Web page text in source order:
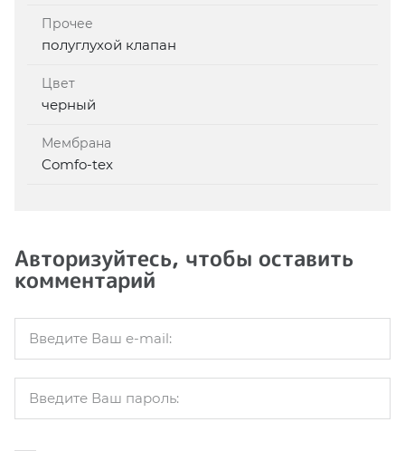
Прочее
полуглухой клапан
Цвет
черный
Мембрана
Comfo-tex
Авторизуйтесь, чтобы оставить
комментарий